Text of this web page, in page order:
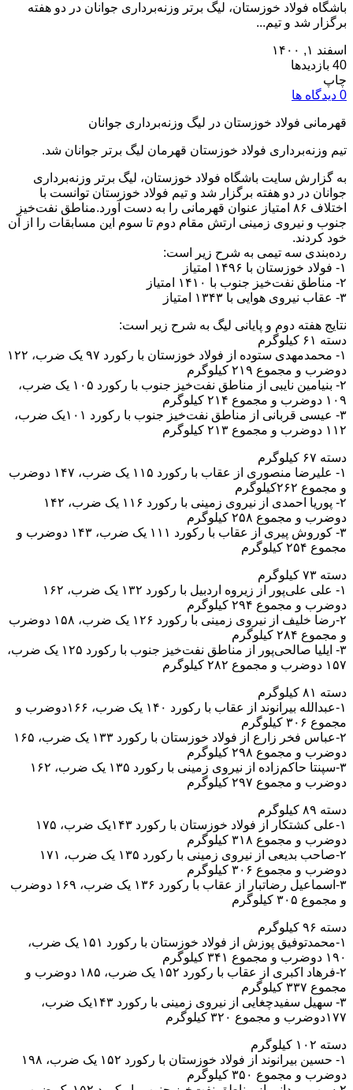
باشگاه فولاد خوزستان، لیگ برتر وزنه‌برداری جوانان در دو هفته
برگزار شد و تیم...
اسفند ۱, ۱۴۰۰
40 بازدیدها
چاپ
0 دیدگاه ها
قهرمانی فولاد خوزستان در لیگ وزنه‌برداری جوانان
تیم وزنه‌برداری فولاد خوزستان قهرمان لیگ برتر جوانان شد.
به گزارش سایت باشگاه فولاد خوزستان، لیگ برتر وزنه‌برداری
جوانان در دو هفته برگزار شد و تیم فولاد خوزستان توانست با
اختلاف ۸۶ امتیاز عنوان قهرمانی را به دست آورد.مناطق نفت‌خیز
جنوب و نیروی زمینی ارتش مقام دوم تا سوم این مسابقات را از آن
خود کردند.
رده‌بندی سه تیمی به شرح زیر است:
۱- فولاد خوزستان با ۱۴۹۶ امتیاز
۲- مناطق نفت‌خیز جنوب با ۱۴۱۰ امتیاز
۳- عقاب نیروی هوایی با ۱۳۴۳ امتیاز
نتایج هفته دوم و پایانی لیگ به شرح زیر است:
دسته ۶۱ کیلوگرم
۱- محمدمهدی ستوده از فولاد خوزستان با رکورد ۹۷ یک ضرب، ۱۲۲
دوضرب و مجموع ۲۱۹ کیلوگرم
۲- بنیامین نایبی از مناطق نفت‌خیز جنوب با رکورد ۱۰۵ یک ضرب،
۱۰۹ دوضرب و مجموع ۲۱۴ کیلوگرم
۳- عیسی قربانی از مناطق نفت‌خیز جنوب با رکورد ۱۰۱یک ضرب،
۱۱۲ دوضرب و مجموع ۲۱۳ کیلوگرم
دسته ۶۷ کیلوگرم
۱- علیرضا منصوری از عقاب با رکورد ۱۱۵ یک ضرب، ۱۴۷ دوضرب
و مجموع ۲۶۲کیلوگرم
۲- پوریا احمدی از نیروی زمینی با رکورد ۱۱۶ یک ضرب، ۱۴۲
دوضرب و مجموع ۲۵۸ کیلوگرم
۳- کوروش پیری از عقاب با رکورد ۱۱۱ یک ضرب، ۱۴۳ دوضرب و
مجموع ۲۵۴ کیلوگرم
دسته ۷۳ کیلوگرم
۱- علی علی‌پور از زیروه اردبیل با رکورد ۱۳۲ یک ضرب، ۱۶۲
دوضرب و مجموع ۲۹۴ کیلوگرم
۲-رضا خلیف از نیروی زمینی با رکورد ۱۲۶ یک ضرب، ۱۵۸ دوضرب
و مجموع ۲۸۴ کیلوگرم
۳- ایلیا صالحی‌پور از مناطق نفت‌خیز جنوب با رکورد ۱۲۵ یک ضرب،
۱۵۷ دوضرب و مجموع ۲۸۲ کیلوگرم
دسته ۸۱ کیلوگرم
۱-عبدالله بیرانوند از عقاب با رکورد ۱۴۰ یک ضرب، ۱۶۶دوضرب و
مجموع ۳۰۶ کیلوگرم
۲-عباس فخر زارع از فولاد خوزستان با رکورد ۱۳۳ یک ضرب، ۱۶۵
دوضرب و مجموع ۲۹۸ کیلوگرم
۳-سپنتا حاکم‌زاده از نیروی زمینی با رکورد ۱۳۵ یک ضرب، ۱۶۲
دوضرب و مجموع ۲۹۷ کیلوگرم
دسته ۸۹ کیلوگرم
۱-علی کشتکار از فولاد خوزستان با رکورد ۱۴۳یک ضرب، ۱۷۵
دوضرب و مجموع ۳۱۸ کیلوگرم
۲-صاحب بدیعی از نیروی زمینی با رکورد ۱۳۵ یک ضرب، ۱۷۱
دوضرب و مجموع ۳۰۶ کیلوگرم
۳-اسماعیل رضاتبار از عقاب با رکورد ۱۳۶ یک ضرب، ۱۶۹ دوضرب
و مجموع ۳۰۵ کیلوگرم
دسته ۹۶ کیلوگرم
۱-محمدتوفیق پوزش از فولاد خوزستان با رکورد ۱۵۱ یک ضرب،
۱۹۰ دوضرب و مجموع ۳۴۱ کیلوگرم
۲-فرهاد اکبری از عقاب با رکورد ۱۵۲ یک ضرب، ۱۸۵ دوضرب و
مجموع ۳۳۷ کیلوگرم
۳- سهیل سفیدچغایی از نیروی زمینی با رکورد ۱۴۳یک ضرب،
۱۷۷دوضرب و مجموع ۳۲۰ کیلوگرم
دسته ۱۰۲ کیلوگرم
۱- حسین بیرانوند از فولاد خوزستان با رکورد ۱۵۲ یک ضرب، ۱۹۸
دوضرب و مجموع ۳۵۰ کیلوگرم